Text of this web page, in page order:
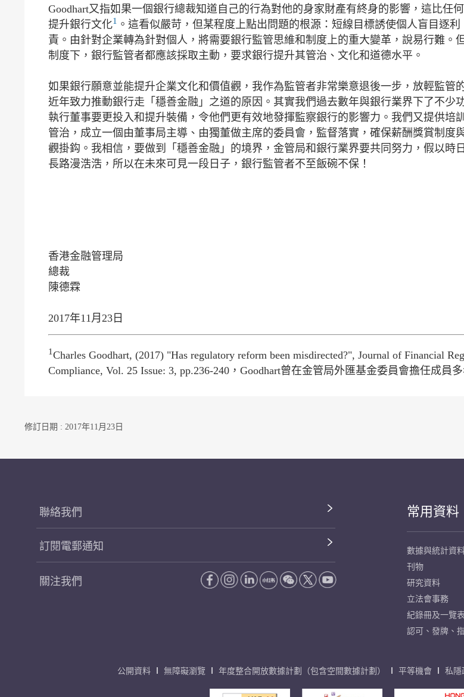
Goodhart又指如果一個銀行總裁知道自己的行為對他的身家財產有終身的影響，這比任
提升銀行文化1 。這看似嚴苛，但某程度上點出問題的根源：短線目標誘使個人盲目逐利
責。由針對企業轉為針對個人，將需要銀行監管思維和制度上的重大變革，說易行難。
制度下，銀行監管者都應該採取主動，要求銀行提升其管治、文化和道德水平。
如果銀行願意並能提升企業文化和價值觀，我作為監管者非常樂意退後一步，放輕監管
近年致力推動銀行走「穩善金融」之道的原因。其實我們過去數年與銀行業界下了不少
執行董事要更投入和提升裝備，令他們更有效地發揮監察銀行的影響力。我們又提供培
管治，成立一個由董事局主導、由獨董做主席的委員會，監督落實，確保薪酬獎賞制度
觀掛鈎。我相信，要做到「穩善金融」的境界，金管局和銀行業界要共同努力，假以時
長路漫浩浩，所以在未來可見一段日子，銀行監管者不至飯碗不保！
香港金融管理局
總裁
陳德霖
2017年11月23日
1Charles Goodhart, (2017) "Has regulatory reform been misdirected?", Journal of Financial
Compliance, Vol. 25 Issue: 3, pp.236-240，Goodhart曾在金管局外匯基金委員會擔任成員
修訂日期 : 2017年11月23日
聯絡我們
訂閱電郵通知
關注我們
常用資料
數據與統計資
刊物
研究資料
立法會事務
紀錄冊及一覽表
認可、發牌、
公開資料 無障礙瀏覽 年度整合開放數據計劃（包含空間數據計劃） 平等機會 私隱